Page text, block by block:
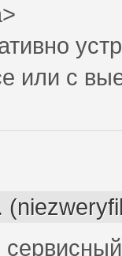
или с